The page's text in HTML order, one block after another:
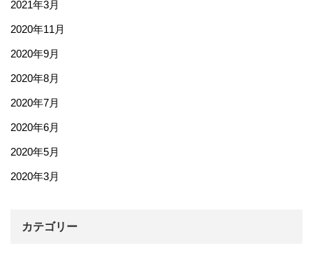
2021年3月
2020年11月
2020年9月
2020年8月
2020年7月
2020年6月
2020年5月
2020年3月
カテゴリー